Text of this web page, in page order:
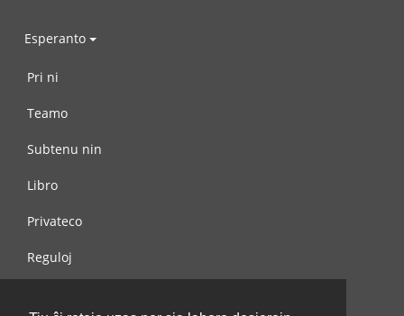
Esperanto
Pri ni
Teamo
Subtenu nin
Libro
Privateco
Reguloj